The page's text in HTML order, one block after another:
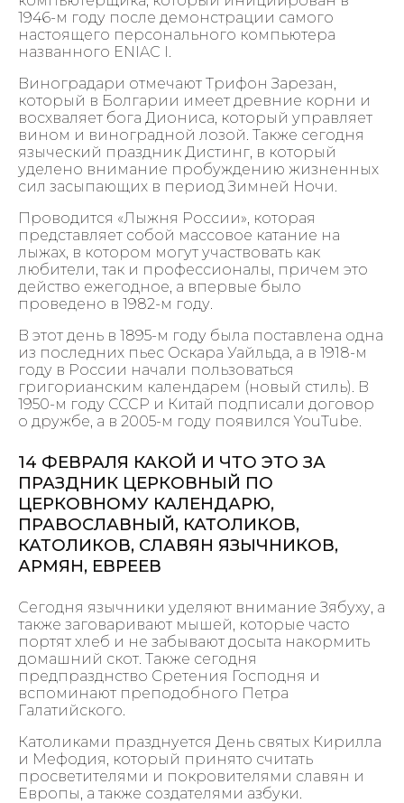
1946-м году после демонстрации самого
настоящего персонального компьютера
названного ENIAC I.
Виноградари отмечают Трифон Зарезан,
который в Болгарии имеет древние корни и
восхваляет бога Диониса, который управляет
вином и виноградной лозой. Также сегодня
языческий праздник Дистинг, в который
уделено внимание пробуждению жизненных
сил засыпающих в период Зимней Ночи.
Проводится «Лыжня России», которая
представляет собой массовое катание на
лыжах, в котором могут участвовать как
любители, так и профессионалы, причем это
действо ежегодное, а впервые было
проведено в 1982-м году.
В этот день в 1895-м году была поставлена одна
из последних пьес Оскара Уайльда, а в 1918-м
году в России начали пользоваться
григорианским календарем (новый стиль). В
1950-м году СССР и Китай подписали договор
о дружбе, а в 2005-м году появился YouTube.
14 ФЕВРАЛЯ КАКОЙ И ЧТО ЭТО ЗА
ПРАЗДНИК ЦЕРКОВНЫЙ ПО
ЦЕРКОВНОМУ КАЛЕНДАРЮ,
ПРАВОСЛАВНЫЙ, КАТОЛИКОВ,
КАТОЛИКОВ, СЛАВЯН ЯЗЫЧНИКОВ,
АРМЯН, ЕВРЕЕВ
Сегодня язычники уделяют внимание Зябуху, а
также заговаривают мышей, которые часто
портят хлеб и не забывают досыта накормить
домашний скот. Также сегодня
предпразднство Сретения Господня и
вспоминают преподобного Петра
Галатийского.
Католиками празднуется День святых Кирилла
и Мефодия, который принято считать
просветителями и покровителями славян и
Европы, а также создателями азбуки.